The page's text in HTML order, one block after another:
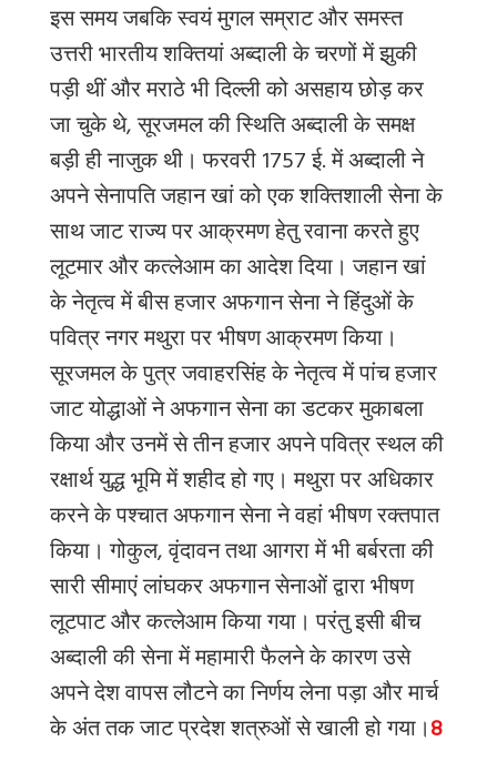
इस समय जबकि स्वयं मुगल सम्राट और समस्त
उत्तरी भारतीय शक्तियां अब्दाली के चरणों में झुकी
पड़ी थीं और मराठे भी दिल्ली को असहाय छोड़ कर
जा चुके थे, सूरजमल की स्थिति अब्दाली के समक्ष
बड़ी ही नाजुक थी। फरवरी 1757 ई. में अब्दाली ने
अपने सेनापति जहान खां को एक शक्तिशाली सेना के
साथ जाट राज्य पर आक्रमण हेतु रवाना करते हुए
लूटमार और कत्लेआम का आदेश दिया। जहान खां
के नेतृत्व में बीस हजार अफगान सेना ने हिंदुओं के
पवित्र नगर मथुरा पर भीषण आक्रमण किया।
सूरजमल के पुत्र जवाहरसिंह के नेतृत्व में पांच हजार
जाट योद्धाओं ने अफगान सेना का डटकर मुकाबला
कियाऔरउनमें से तीन हजार अपने पवित्र स्थल की
रक्षार्थ युद्ध भूमि में शहीद हो गए। मथुरा पर अधिकार
करने के पश्चात अफगान सेना ने वहां भीषण रक्तपात
किया। गोकुल, वृंदावन तथा आगरा में भी बर्बरता की
सारी सीमाएं लांघकर अफगान सेनाओं द्वारा भीषण
लूटपाट और कत्लेआम किया गया। परंतु इसी बीच
अब्दाली की सेना में महामारी फैलने के कारण उसे
अपने देश वापस लौटने का निर्णय लेना पड़ा और मार्च
के अंत तक जाट प्रदेश शत्रुओं से खाली हो गया।8